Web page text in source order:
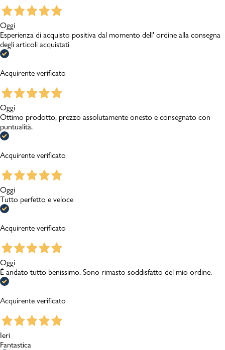
Oggi
Esperienza di acquisto positiva dal momento dell' ordine alla consegna
degli articoli acquistati
Acquirente verificato
Oggi
Ottimo prodotto, prezzo assolutamente onesto e consegnato con
puntualità.
Acquirente verificato
Oggi
Tutto perfetto e veloce
Acquirente verificato
Oggi
È andato tutto benissimo. Sono rimasto soddisfatto del mio ordine.
Acquirente verificato
Ieri
Fantastica